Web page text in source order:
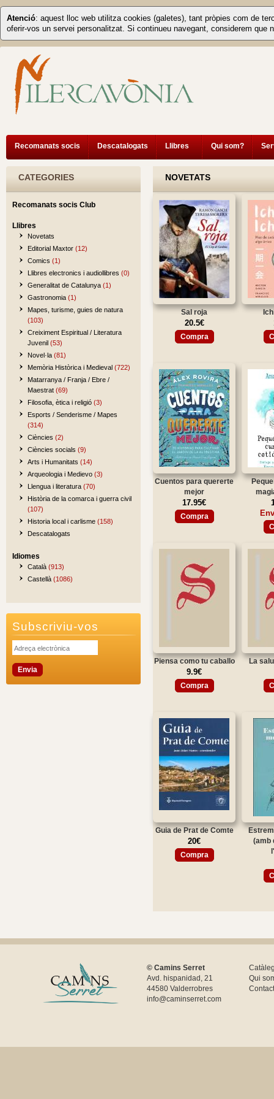
Atenció: aquest lloc web utilitza cookies (galetes), tant pròpies com de
oferir-vos un servei personalitzat. Si continueu navegant, considerem que
Recomanats socis Descatalogats Llibres Qui som?
CATEGORIES
Recomanats socis Club
Llibres
Novetats
Editorial Maxtor (12)
Comics (1)
Llibres electronics i audiollibres (0)
Generalitat de Catalunya (1)
Gastronomia (1)
Mapes, turisme, guies de natura
(103)
Creiximent Espiritual / Literatura
Juvenil (53)
Novel·la (81)
Memòria Històrica i Medieval (722)
Matarranya / Franja / Ebre /
Maestrat (69)
Filosofia, ètica i religió (3)
Esports / Senderisme / Mapes
(314)
Ciències (2)
Ciències socials (9)
Arts i Humanitats (14)
Arqueologia i Medievo (3)
Llengua i literatura (70)
Història de la comarca i guerra civil
(107)
Historia local i carlisme (158)
Descatalogats
Idiomes
Català (913)
Castellà (1086)
Subscriviu-vos
NOVETATS
Sal roja
20.5€
Compra
Cuentos para quererte
mejor
17.95€
Compra
Piensa como tu caballo
9.9€
Compra
La
Guia de Prat de Comte
20€
Compra
(amb
© Camins Serret
Avd. hispanidad, 21
44580 Valderrobres
info@caminserret.com
Qui